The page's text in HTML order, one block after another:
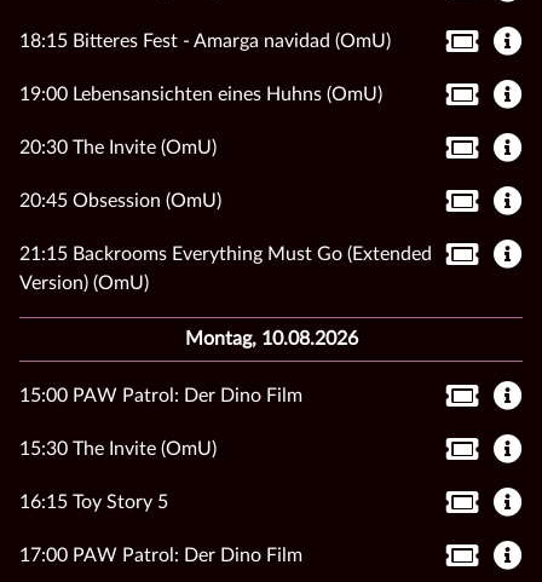
18:15 Bitteres Fest - Amarga navidad (OmU)
19:00 Lebensansichten eines Huhns (OmU)
20:30 The Invite (OmU)
20:45 Obsession (OmU)
21:15 Backrooms Everything Must Go (Extended
Version) (OmU)
Montag, 10.08.2026
15:00 PAW Patrol: Der Dino Film
15:30 The Invite (OmU)
16:15 Toy Story 5
17:00 PAW Patrol: Der Dino Film